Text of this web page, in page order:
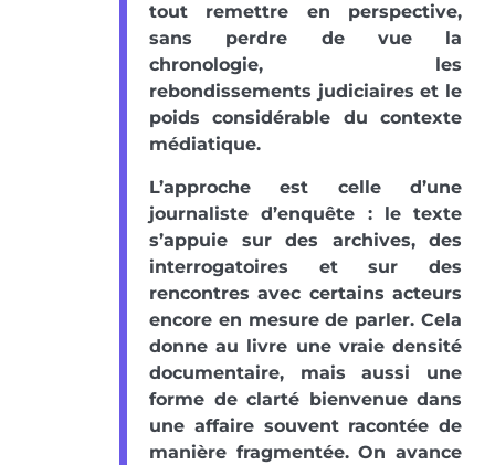
tout remettre en perspective,
sans perdre de vue la
chronologie, les
rebondissements judiciaires et le
poids considérable du contexte
médiatique.
L’approche est celle d’une
journaliste d’enquête : le texte
s’appuie sur des archives, des
interrogatoires et sur des
rencontres avec certains acteurs
encore en mesure de parler. Cela
donne au livre une vraie densité
documentaire, mais aussi une
forme de clarté bienvenue dans
une affaire souvent racontée de
manière fragmentée. On avance